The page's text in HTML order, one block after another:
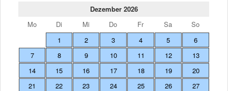
Dezember 2026
Mo
Di Mi Do Fr Sa
So
1
2 3 4 5
6
7
8 9 10 11 12
13
14
15 16 17 18 19
20
21
22 23 24 25 26
27